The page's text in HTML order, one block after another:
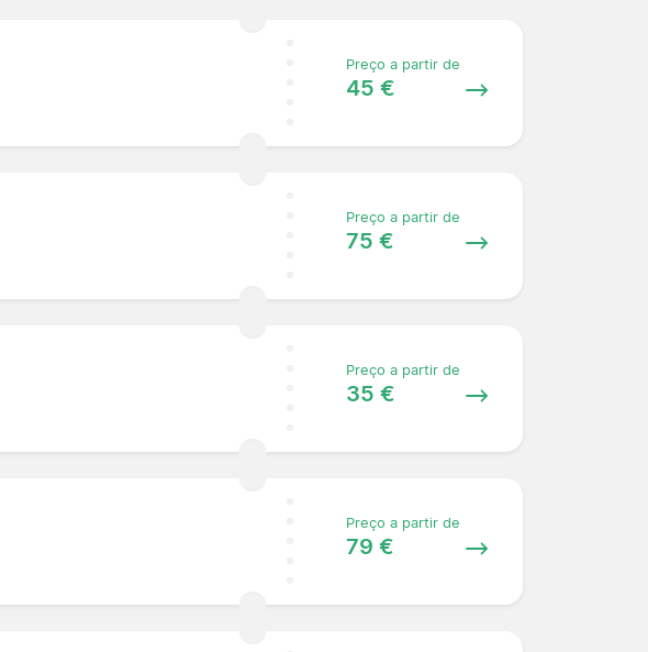
Preço a partir de
45 €
Preço a partir de
75 €
Preço a partir de
35 €
Preço a partir de
79 €